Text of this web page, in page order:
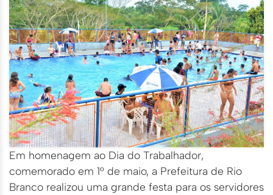
Em homenagem ao Dia do Trabalhador,
comemorado em 1° de maio, a Prefeitura de Rio
Branco realizou uma grande festa para os servidores